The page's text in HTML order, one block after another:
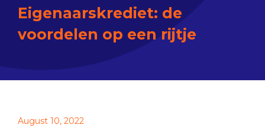
Eigenaarskrediet: de
voordelen op een rijtje
August 10, 2022